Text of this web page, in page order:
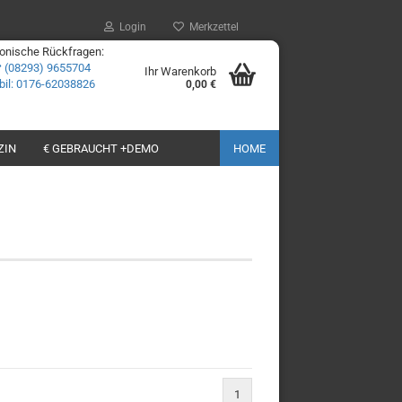
Login Merkzettel
Rückfragen:
(08293) 9655704
0176-62038826
Ihr Warenkorb
0,00 €
€ GEBRAUCHT +DEMO HOME
1